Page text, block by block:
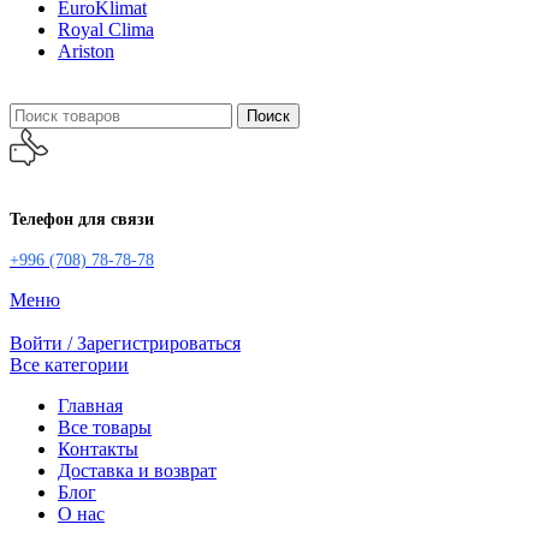
EuroKlimat
Royal Clima
Ariston
Поиск
Телефон для связи
+996 (708) 78-78-78
Меню
Войти / Зарегистрироваться
Все категории
Главная
Все товары
Контакты
Доставка и возврат
Блог
О нас